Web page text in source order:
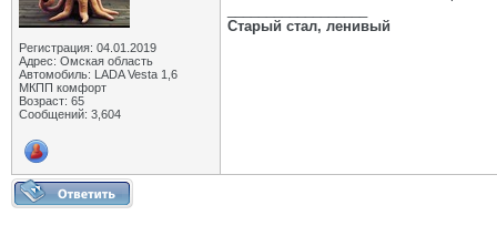
Регистрация: 04.01.2019
Адрес: Омская область
Автомобиль: LADA Vesta 1,6
МКПП комфорт
Возраст: 65
Сообщений: 3,604
Старый стал, ленивый